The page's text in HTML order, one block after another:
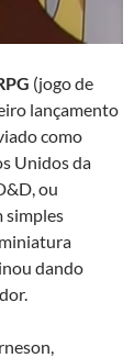
(jogo de
lançamento
como
Unidos da
ou
simples
dando